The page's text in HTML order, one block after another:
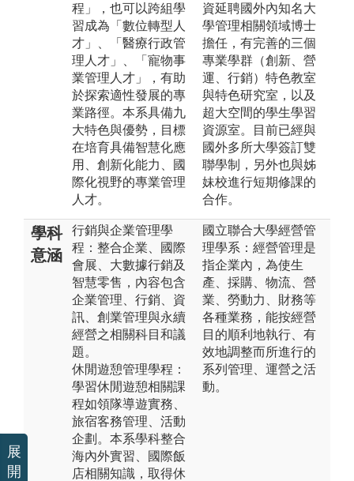
程」，也可以跨組學
習成為「數位轉型人
才」、「醫療行政管
理人才」、「寵物事
業管理人才」，有助
於探索適性發展的專
業路徑。本系具備九
大特色與優勢，目標
在培育具備智慧化應
用、創新化能力、國
際化視野的專業管理
人才。
資延聘國外內知名大
學管理相關領域博士
擔任，有完善的三個
專業學群（創新、營
運、行銷）特色教室
與特色研究室，以及
超大空間的學生學習
資源室。目前已經與
國外多所大學簽訂雙
聯學制，另外也與姊
妹校進行短期修課的
合作。
學科
意涵
行銷與企業管理學
程：整合企業、國際
會展、大數據行銷及
智慧零售，內容包含
企業管理、行銷、資
訊、創業管理與永續
經營之相關科目和議
題。
休閒遊憩管理學程：
學習休閒遊憩相關課
程如領隊導遊實務、
旅宿客務管理、活動
企劃。本系學科整合
海內外實習、國際飯
店相關知識，取得休
國立聯合大學經營管
理學系：經營管理是
指企業內，為使生
產、採購、物流、營
業、勞動力、財務等
各種業務，能按經營
目的順利地執行、有
效地調整而所進行的
系列管理、運營之活
動。
展
開